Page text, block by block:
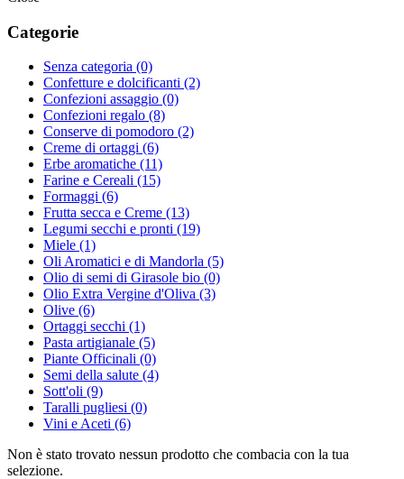
Categorie
Senza categoria (0)
Confetture e dolcificanti (2)
Confezioni assaggio (0)
Confezioni regalo (8)
Conserve di pomodoro (2)
Creme di ortaggi (6)
Erbe aromatiche (11)
Farine e Cereali (15)
Formaggi (6)
Frutta secca e Creme (13)
Legumi secchi e pronti (19)
Miele (1)
Oli Aromatici e di Mandorla (5)
Olio di semi di Girasole bio (0)
Olio Extra Vergine d'Oliva (3)
Olive (6)
Ortaggi secchi (1)
Pasta artigianale (5)
Piante Officinali (0)
Semi della salute (4)
Sott'oli (9)
Taralli pugliesi (0)
Vini e Aceti (6)
non è stato trovato nessun prodotto che combacia con la tua
selezione.